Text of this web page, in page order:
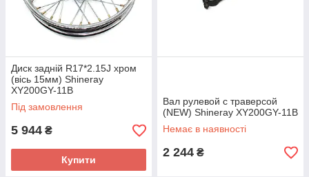
Диск задній R17*2.15J хром
(вісь 15мм) Shineray
XY200GY-11B
Під замовлення
5 944 ₴
Купити
Вал рулевой с траверсой
(NEW) Shineray XY200GY-11B
Немає в наявності
2 244 ₴